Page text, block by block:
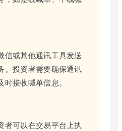
信或其他通讯工具发送
。投资者需要确保通讯
接收喊单信息。
者可以在交易平台上执